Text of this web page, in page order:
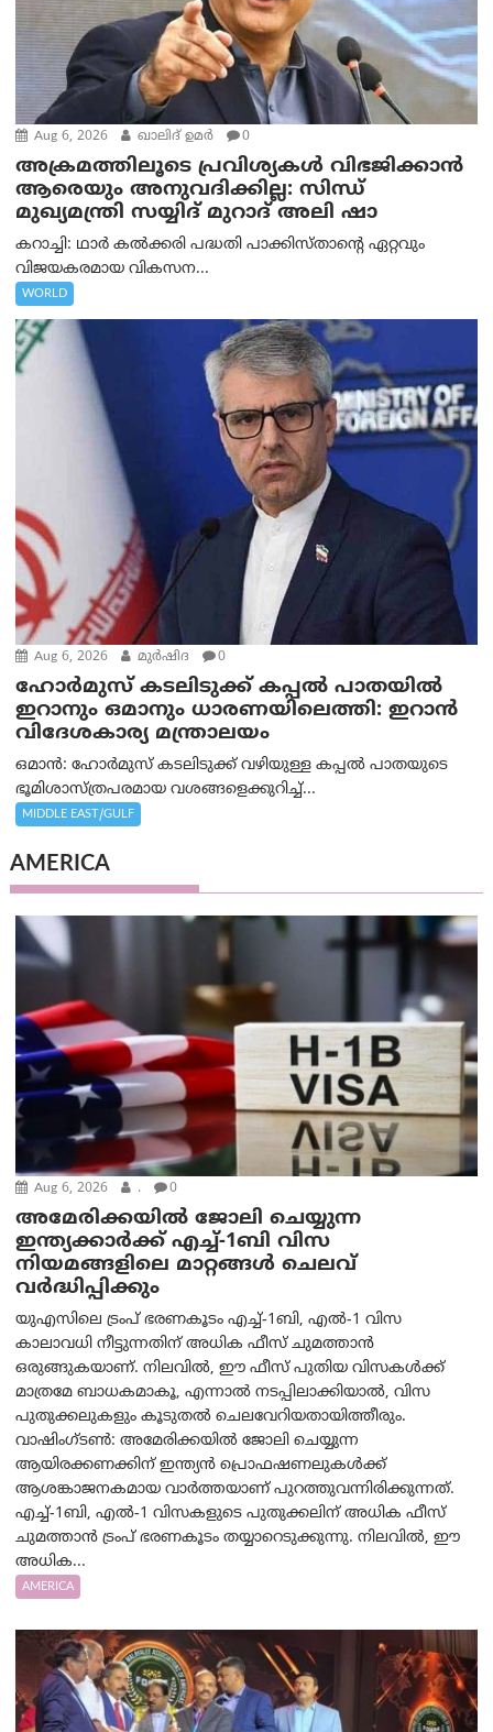
Aug 6, 2026 ഖാലിദ് ഉമര്‍ 0
അക്രമത്തിലൂടെ പ്രവിശ്യകൾ വിഭജിക്കാൻ
ആരെയും അനുവദിക്കില്ല: സിന്ധ്
മുഖ്യമന്ത്രി സയ്യിദ് മുറാദ് അലി ഷാ
കറാച്ചി: ഥാർ കൽക്കരി പദ്ധതി പാക്കിസ്താന്റെ ഏറ്റവും
വിജയകരമായ വികസന...
WORLD
Aug 6, 2026 മുര്‍ഷിദ 0
ഹോർമുസ് കടലിടുക്ക് കപ്പൽ പാതയിൽ
ഇറാനും ഒമാനും ധാരണയിലെത്തി: ഇറാൻ
വിദേശകാര്യ മന്ത്രാലയം
ഒമാന്‍: ഹോർമുസ് കടലിടുക്ക് വഴിയുള്ള കപ്പൽ പാതയുടെ
ഭൂമിശാസ്ത്രപരമായ വശങ്ങളെക്കുറിച്ച്...
MIDDLE EAST/GULF
AMERICA
Aug 6, 2026 . 0
അമേരിക്കയില്‍ ജോലി ചെയ്യുന്ന
ഇന്ത്യക്കാർക്ക് എച്ച്-1ബി വിസ
നിയമങ്ങളിലെ മാറ്റങ്ങൾ ചെലവ്
വർദ്ധിപ്പിക്കും
യുഎസിലെ ട്രംപ് ഭരണകൂടം എച്ച്-1ബി, എൽ-1 വിസ
കാലാവധി നീട്ടുന്നതിന് അധിക ഫീസ് ചുമത്താൻ
ഒരുങ്ങുകയാണ്. നിലവിൽ, ഈ ഫീസ് പുതിയ വിസകൾക്ക്
മാത്രമേ ബാധകമാകൂ, എന്നാൽ നടപ്പിലാക്കിയാൽ, വിസ
പുതുക്കലുകളും കൂടുതൽ ചെലവേറിയതായിത്തീരും.
വാഷിംഗ്ടണ്‍: അമേരിക്കയില്‍ ജോലി ചെയ്യുന്ന
ആയിരക്കണക്കിന് ഇന്ത്യൻ പ്രൊഫഷണലുകൾക്ക്
ആശങ്കാജനകമായ വാർത്തയാണ് പുറത്തുവന്നിരിക്കുന്നത്.
എച്ച്-1ബി, എൽ-1 വിസകളുടെ പുതുക്കലിന് അധിക ഫീസ്
ചുമത്താൻ ട്രംപ് ഭരണകൂടം തയ്യാറെടുക്കുന്നു. നിലവിൽ, ഈ
അധിക...
AMERICA